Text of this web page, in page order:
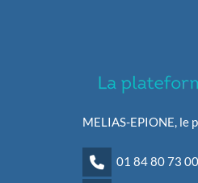
MELIAS-EPIONE, le
01 84 80 73 00